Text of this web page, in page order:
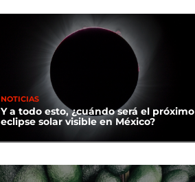
NOTICIAS
Y a todo esto, ¿cuándo será el próximo
eclipse solar visible en México?